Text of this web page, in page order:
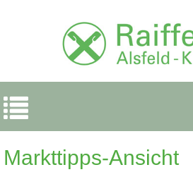
Navigation
ein-/ausblenden
Markttipps-Ansicht